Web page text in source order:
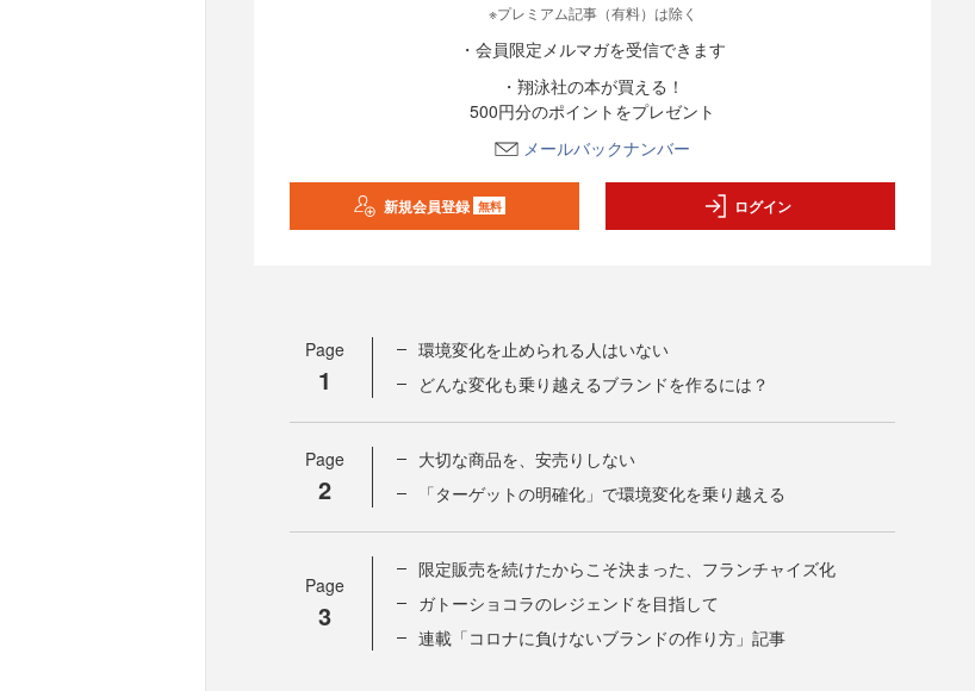
※プレミアム記事（有料）は除く
・会員限定メルマガを受信できます
・翔泳社の本が買える！
500円分のポイントをプレゼント
メールバックナンバー
新規会員登録 無料 ログイン
Page
1
環境変化を止められる人はいない
どんな変化も乗り越えるブランドを作るには？
Page
2
大切な商品を、安売りしない
「ターゲットの明確化」で環境変化を乗り越える
Page
3
限定販売を続けたからこそ決まった、フランチャイズ化
ガトーショコラのレジェンドを目指して
連載「コロナに負けないブランドの作り方」記事